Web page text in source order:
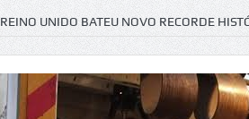
REINO UNIDO BATEU NOVO RECORDE